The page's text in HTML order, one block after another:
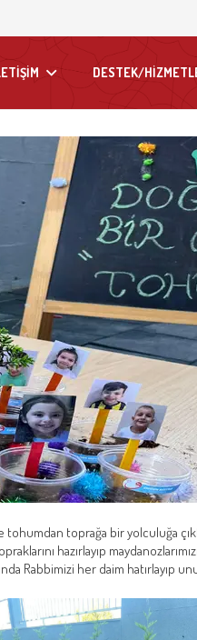
DESTEK/
tohumdan toprağa bir yolculuğa
hazırlayıp
Rabbimizi her daim hatırlayıp